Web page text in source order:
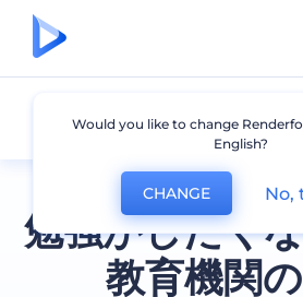
勉強がしたく
教育機関
教育
Would you like to change
English?
CHANGE No,